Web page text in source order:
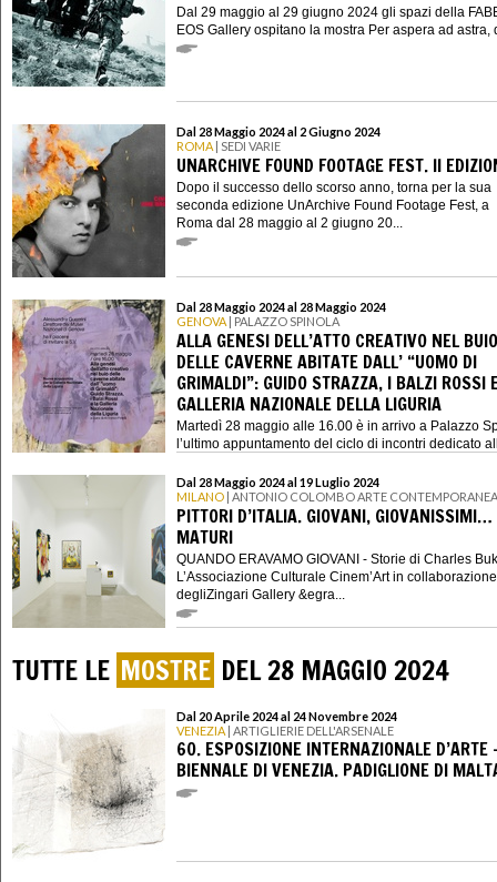
Dal 29 maggio al 29 giugno 2024 gli spazi della
EOS Gallery ospitano la mostra Per aspera ad astra,
Dal 28 Maggio 2024 al 2 Giugno 2024
ROMA | SEDI VARIE
UNARCHIVE FOUND FOOTAGE FEST. II
Dopo il successo dello scorso anno, torna per la sua
seconda edizione UnArchive Found Footage Fest, a
Roma dal 28 maggio al 2 giugno 20...
Dal 28 Maggio 2024 al 28 Maggio 2024
GENOVA | PALAZZO SPINOLA
ALLA GENESI DELL’ATTO CREATIVO NEL BUIO
DELLE CAVERNE ABITATE DALL’ “UOMO DI
GRIMALDI”: GUIDO STRAZZA, I BALZI ROSSI
GALLERIA NAZIONALE DELLA LIGURIA
Martedì 28 maggio alle 16.00 è in arrivo a Palazzo
l’ultimo appuntamento del ciclo di incontri dedicato
Dal 28 Maggio 2024 al 19 Luglio 2024
MILANO | ANTONIO COLOMBO ARTE
PITTORI D’ITALIA. GIOVANI,
MATURI
QUANDO ERAVAMO GIOVANI - Storie di Charles
L’Associazione Culturale Cinem’Art in
degliZingari Gallery &egra...
TUTTE LE MOSTRE DEL 28 MAGGIO 2024
Dal 20 Aprile 2024 al 24 Novembre 2024
VENEZIA | ARTIGLIERIE DELL'ARSENALE
60. ESPOSIZIONE INTERNAZIONALE D’ARTE
BIENNALE DI VENEZIA. PADIGLIONE DI